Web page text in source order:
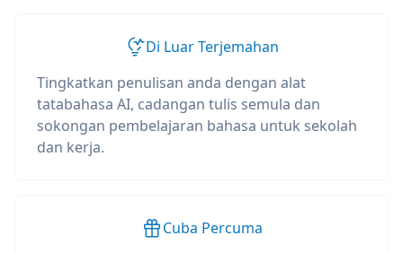
Di Luar Terjemahan
Tingkatkan penulisan anda dengan alat
tatabahasa AI, cadangan tulis semula dan
sokongan pembelajaran bahasa untuk sekolah
dan kerja.
Cuba Percuma